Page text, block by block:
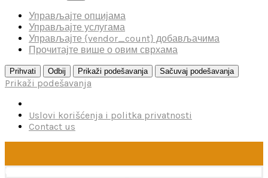
Управљајте опцијама
Управљајте услугама
Управљајте {vendor_count} добављачима
Прочитајте више о овим сврхама
Prihvati Odbij Prikaži podešavanja Sačuvaj podešavanja
Prikaži podešavanja
Uslovi korišćenja i politka privatnosti
Contact us